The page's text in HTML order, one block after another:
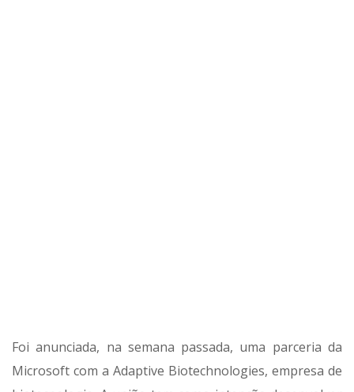
Foi anunciada, na semana passada, uma parceria da
Microsoft com a Adaptive Biotechnologies, empresa de